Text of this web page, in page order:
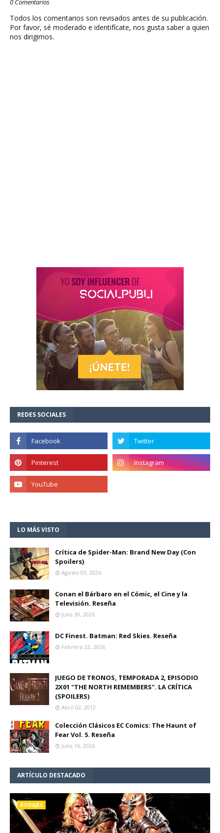
0 Comentarios
Todos los comentarios son revisados antes de su publicación.
Por favor, sé moderado e identifícate, nos gusta saber a quien
nos dirigimos.
REDES SOCIALES
LO MÁS VISTO
Crítica de Spider-Man: Brand New Day (Con
Spoilers)
Agosto 03, 2026
Conan el Bárbaro en el Cómic, el Cine y la
Televisión. Reseña
Julio 30, 2026
DC Finest. Batman: Red Skies. Reseña
Febrero 22, 2026
JUEGO DE TRONOS, TEMPORADA 2, EPISODIO
2X01 "THE NORTH REMEMBERS". LA CRÍTICA
(SPOILERS)
Abril 02, 2012
Colección Clásicos EC Comics: The Haunt of
Fear Vol. 5. Reseña
Julio 16, 2026
ARTÍCULO DESTACADO
RODAJES